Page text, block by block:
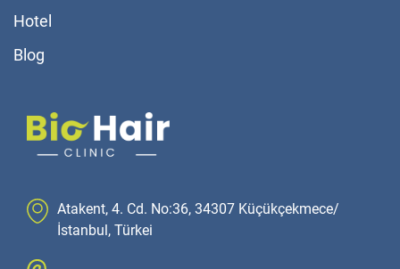
Hotel
Blog
Atakent, 4. Cd. No:36, 34307 Küçükçekmece/
İstanbul, Türkei